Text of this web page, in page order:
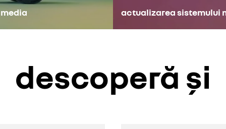
actualizarea sistemului
descoperă și